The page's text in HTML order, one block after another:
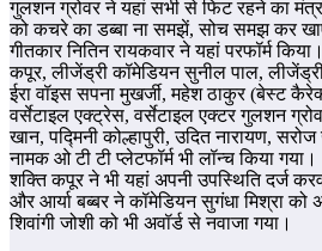
गुलशन ग्रोवर ने यहां सभी से फिट रहने का
को कचरे का डब्बा ना समझें, सोच समझ कर
गीतकार नितिन रायकवार ने यहां परफॉर्म
कपूर, लीजेंड्री कॉमेडियन सुनील पाल, लीजेंड्री
ईरा वॉइस सपना मुखर्जी, महेश ठाकुर (बेस्ट
वर्सेटाइल एक्ट्रेस, वर्सेटाइल एक्टर गुलशन
खान, पद्मिनी कोल्हापुरी, उदित नारायण,
नामक ओ टी टी प्लेटफॉर्म भी लॉन्च किया गया।
शक्ति कपूर ने भी यहां अपनी उपस्थिति दर्ज
और आर्या बब्बर ने कॉमेडियन सुगंधा मिश्रा को
शिवांगी जोशी को भी अवॉर्ड से नवाजा गया।